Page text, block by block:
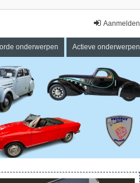
Aanmelden
onderwerpen Actieve onderwerpen